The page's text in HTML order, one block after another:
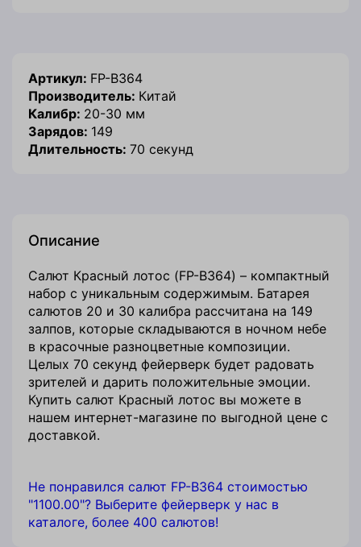
Артикул: FP-B364
Производитель: Китай
Калибр: 20-30 мм
Зарядов: 149
Длительность: 70 секунд
Описание
Салют Красный лотос (FP-B364) – компактный
набор с уникальным содержимым. Батарея
салютов 20 и 30 калибра рассчитана на 149
залпов, которые складываются в ночном небе
в красочные разноцветные композиции.
Целых 70 секунд фейерверк будет радовать
зрителей и дарить положительные эмоции.
Купить салют Красный лотос вы можете в
нашем интернет-магазине по выгодной цене с
доставкой.
Не понравился салют FP-B364 стоимостью
"1100.00"? Выберите фейерверк у нас в
каталоге, более 400 салютов!